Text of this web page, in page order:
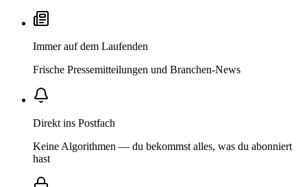
Immer auf dem Laufenden
Frische Pressemitteilungen und Branchen-News
Direkt ins Postfach
Keine Algorithmen — du bekommst alles, was du abonniert
hast